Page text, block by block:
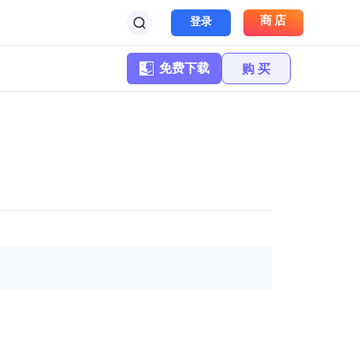
登录 商店
免费下载 购 买